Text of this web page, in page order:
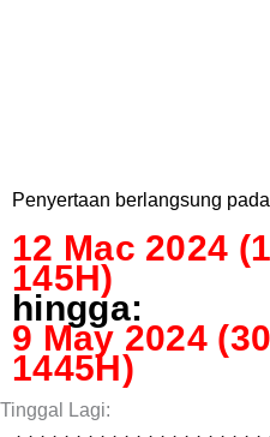
Penyertaan berlangsung
12 Mac 2024
145H)
hingga:
9 May 2024
1445H)
Tinggal Lagi: